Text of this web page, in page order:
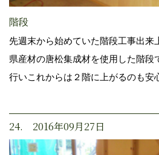
階段
先週末から始めていた階段工事出来
県産材の唐松集成材を使用した階段
行いこれからは２階に上がるのも安
24. 2016年09月27日